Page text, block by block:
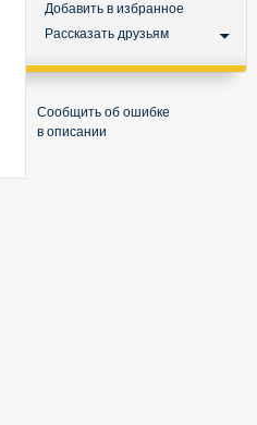
Добавить в избранное
Рассказать друзьям
Сообщить об ошибке
в описании